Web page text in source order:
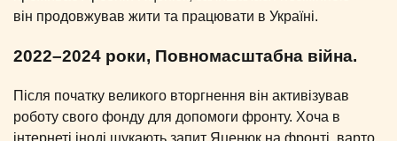
він продовжував жити та працювати в Україні.
2022–2024 роки, Повномасштабна війна.
Після початку великого вторгнення він активізував
роботу свого фонду для допомоги фронту. Хоча в
інтернеті іноді шукають запит Яценюк на фронті, варто